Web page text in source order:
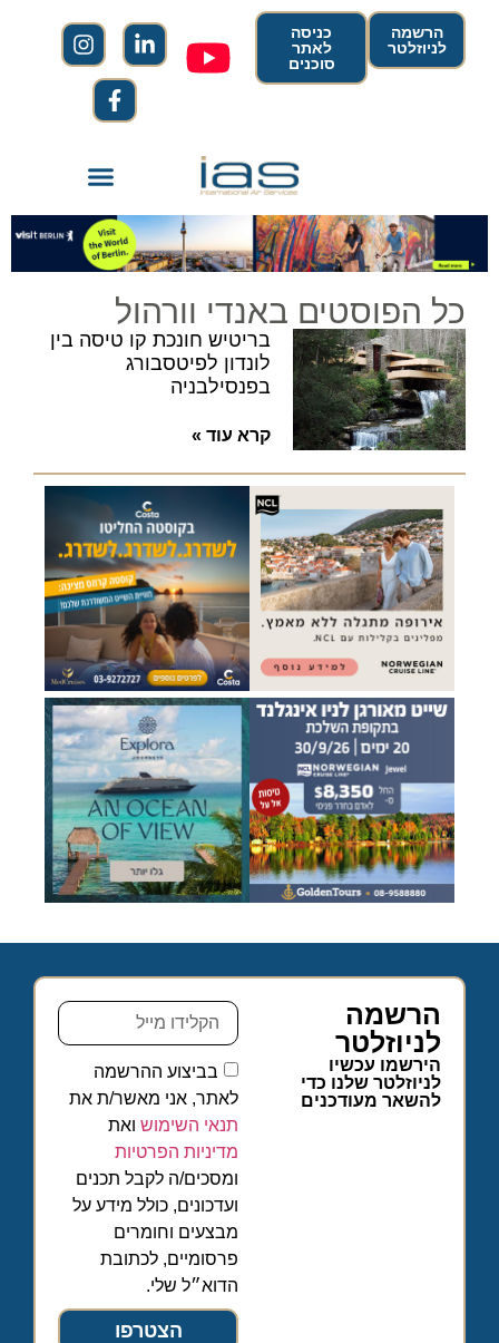
הרשמה
לניוזלטר
כניסה
לאתר
סוכנים
כל הפוסטים באנדי וורהול
בריטיש חונכת קו טיסה בין
לונדון לפיטסבורג
בפנסילבניה
קרא עוד »
הרשמה
לניוזלטר
הירשמו עכשיו
לניוזלטר שלנו כדי
להשאר מעודכנים
בביצוע ההרשמה
לאתר, אני מאשר/ת את
תנאי השימוש ואת
מדיניות הפרטיות
ומסכים/ה לקבל תכנים
ועדכונים, כולל מידע על
מבצעים וחומרים
פרסומיים, לכתובת
הדוא״ל שלי.
הצטרפו